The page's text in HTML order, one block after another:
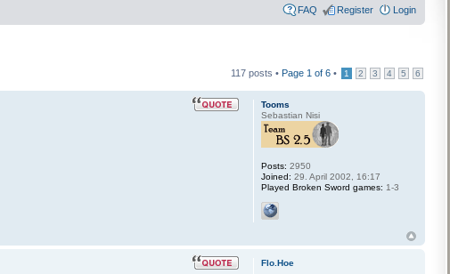
FAQ Register Login
117 posts • Page 1 of 6 • 1 2 3 4 5 6
Tooms
Sebastian Nisi
Posts: 2950
Joined: 29. April 2002, 16:17
Played Broken Sword games: 1-3
Flo.Hoe